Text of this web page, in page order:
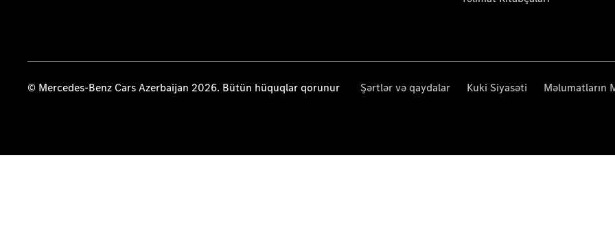
© Mercedes-Benz Cars Azerbaijan 2026. Bütün hüquqlar qorunur Şərtlər və qaydalar Kuki Siyasəti Məlumatların